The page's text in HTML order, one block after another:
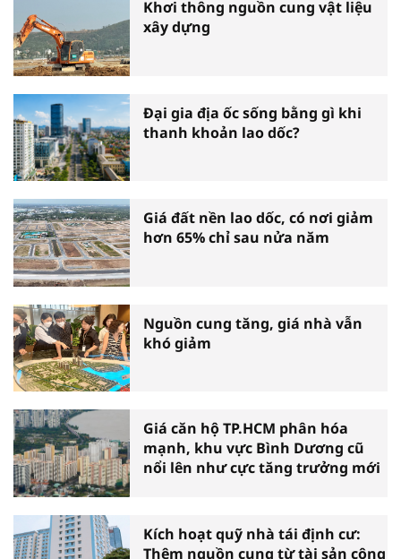
Khơi thông nguồn cung vật liệu
xây dựng
Đại gia địa ốc sống bằng gì khi
thanh khoản lao dốc?
Giá đất nền lao dốc, có nơi giảm
hơn 65% chỉ sau nửa năm
Nguồn cung tăng, giá nhà vẫn
khó giảm
Giá căn hộ TP.HCM phân hóa
mạnh, khu vực Bình Dương cũ
nổi lên như cực tăng trưởng mới
Kích hoạt quỹ nhà tái định cư:
Thêm nguồn cung từ tài sản công